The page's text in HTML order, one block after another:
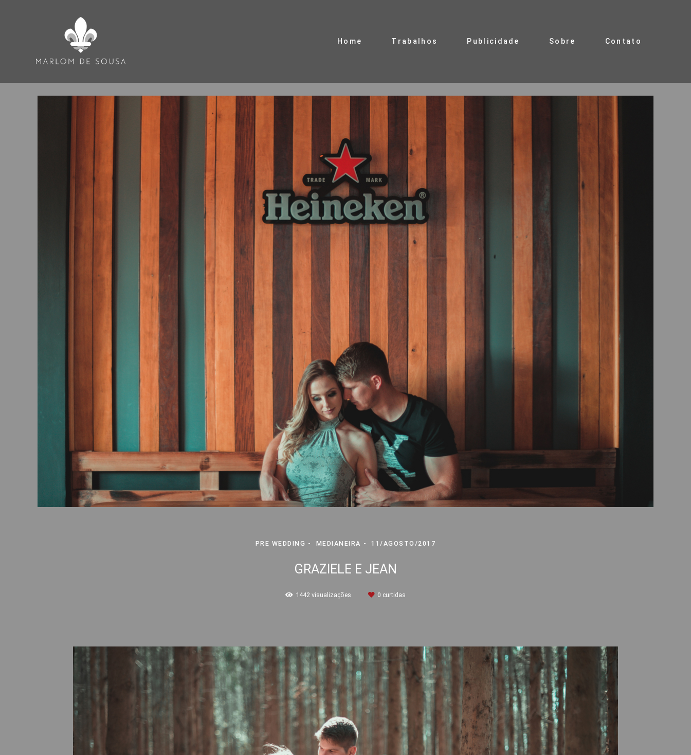
Home Trabalhos Publicidade Sobre Contato
PRE WEDDING MEDIANEIRA 11/AGOSTO/2017
GRAZIELE E JEAN
1442 visualizações 0 curtidas